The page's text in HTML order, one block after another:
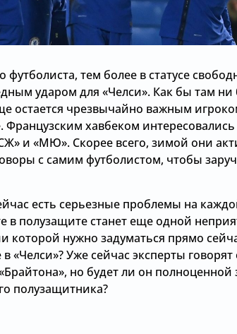
футболиста, тем более в статусе
ударом для «Челси». Как бы там
остается чрезвычайно важным
Французским хавбеком
и «МЮ». Скорее всего, зимой они
с самим футболистом, чтобы
есть серьезные проблемы на
в полузащите станет еще одной
которой нужно задуматься прямо
в «Челси»? Уже сейчас эксперты
но будет ли он полноценной
полузащитника?